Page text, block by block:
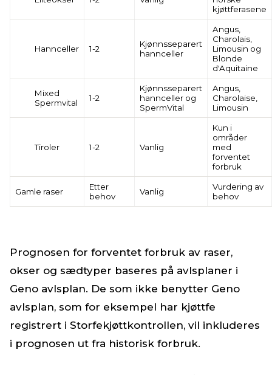
kjøttferasene
Hannceller 1-2
Kjønnsseparert
hannceller
Angus,
Charolais,
Limousin og
Blonde
d'Aquitaine
Mixed
Spermvital
1-2
Kjønnsseparert
hannceller og
SpermVital
Angus,
Charolaise,
Limousin
Tiroler 1-2 Vanlig
Kun i
områder
med
forventet
forbruk
Gamle raser
Etter
behov
Vanlig
Vurdering av
behov
Prognosen for forventet forbruk av raser,
okser og sædtyper baseres på avlsplaner i
Geno avlsplan. De som ikke benytter Geno
avlsplan, som for eksempel har kjøttfe
registrert i Storfekjøttkontrollen, vil inkluderes
i prognosen ut fra historisk forbruk.